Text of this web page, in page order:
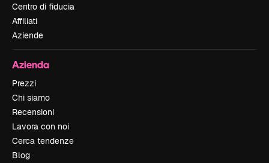
Centro di fiducia
Affiliati
Aziende
Azienda
Prezzi
Chi siamo
Recensioni
Lavora con noi
Cerca tendenze
Blog